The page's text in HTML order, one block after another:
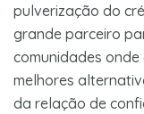
pulverização do
grande parceiro
comunidades
melhores
da relação de